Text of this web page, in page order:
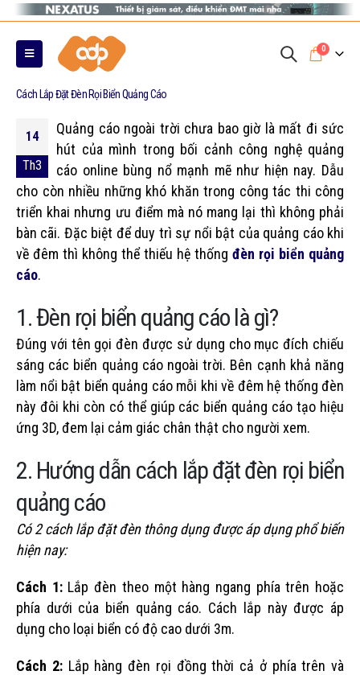
0
Cách Lắp Đặt Đèn Rọi Biển Quảng Cáo
14
Th3
Quảng cáo ngoài trời chưa bao giờ là mất đi sức
hút của mình trong bối cảnh công nghệ quảng
cáo online bùng nổ mạnh mẽ như hiện nay. Dẫu
cho còn nhiều những khó khăn trong công tác thi công
triển khai nhưng ưu điểm mà nó mang lại thì không phải
bàn cãi. Đặc biệt để duy trì sự nổi bật của quảng cáo khi
về đêm thì không thể thiếu hệ thống đèn rọi biển quảng
cáo.
1. Đèn rọi biển quảng cáo là gì?
Đúng với tên gọi đèn được sử dụng cho mục đích chiếu
sáng các biển quảng cáo ngoài trời. Bên cạnh khả năng
làm nổi bật biển quảng cáo mỗi khi về đêm hệ thống đèn
này đôi khi còn có thể giúp các biển quảng cáo tạo hiệu
ứng 3D, đem lại cảm giác chân thật cho người xem.
2. Hướng dẫn cách lắp đặt đèn rọi biển
quảng cáo
Có 2 cách lắp đặt đèn thông dụng được áp dụng phổ biến
hiện nay:
Cách 1:Lắp đèn theo một hàng ngang phía trên hoặc
phía dưới của biển quảng cáo. Cách lắp này được áp
dụng cho loại biển có độ cao dưới 3m.
Cách 2:Lắp hàng đèn rọi đồng thời cả ở phía trên và